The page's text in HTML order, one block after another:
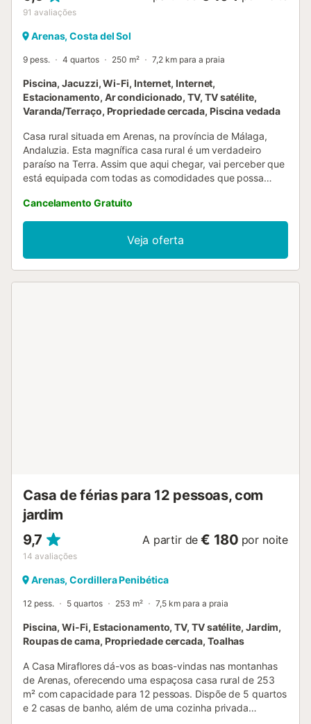
91 avaliações
Arenas, Costa del Sol
9 pess. 4 quartos 250 m² 7,2 km para a praia
Piscina, Jacuzzi, Wi-Fi, Internet, Internet,
Estacionamento, Ar condicionado, TV, TV satélite,
Varanda/Terraço, Propriedade cercada, Piscina vedada
Casa rural situada em Arenas, na província de Málaga,
Andaluzia. Esta magnífica casa rural é um verdadeiro
paraíso na Terra. Assim que aqui chegar, vai perceber que
está equipada com todas as comodidades que possa
de um quarto com uma cama de casal e uma casa de
banho privativa com poliban, um quarto com duas camas
individuais, um com uma cama de casal, uma cama
individual e uma casa de banho privativa com banheira de
hidromassagem. Finalmente, há outro quarto com uma
Cancelamento Gratuito
Veja oferta
Casa de férias para 12 pessoas, com
jardim
9,7
14 avaliações
A partir de € 180 por noite
Arenas, Cordillera Penibética
12 pess. 5 quartos 253 m² 7,5 km para a praia
Piscina, Wi-Fi, Estacionamento, TV, TV satélite, Jardim,
Roupas de cama, Propriedade cercada, Toalhas
A Casa Miraflores dá-vos as boas-vindas nas montanhas
de Arenas, oferecendo uma espaçosa casa rural de 253
m² com capacidade para 12 pessoas. Dispõe de 5 quartos
e 2 casas de banho, além de uma cozinha privada